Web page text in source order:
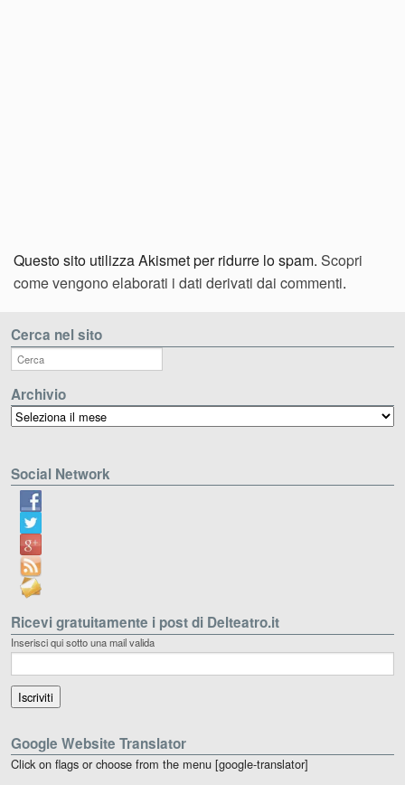
Questo sito utilizza Akismet per ridurre lo spam. Scopri
come vengono elaborati i dati derivati dai commenti.
Cerca nel sito
Archivio
Archivio
Social Network
Ricevi gratuitamente i post di Delteatro.it
Inserisci qui sotto una mail valida
Google Website Translator
Click on flags or choose from the menu [google-translator]